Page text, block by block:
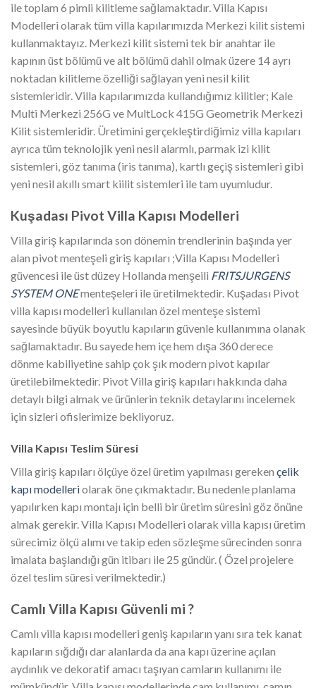
ile toplam 6 pimli kilitleme sağlamaktadır. Villa Kapısı
Modelleri olarak tüm villa kapılarımızda Merkezi kilit sistemi
kullanmaktayız. Merkezi kilit sistemi tek bir anahtar ile
kapının üst bölümü ve alt bölümü dahil olmak üzere 14 ayrı
noktadan kilitleme özelliği sağlayan yeni nesil kilit
sistemleridir. Villa kapılarımızda kullandığımız kilitler; Kale
Multi Merkezi 256G ve MultLock 415G Geometrik Merkezi
Kilit sistemleridir. Üretimini gerçekleştirdiğimiz villa kapıları
ayrıca tüm teknolojik yeni nesil alarmlı, parmak izi kilit
sistemleri, göz tanıma (iris tanıma), kartlı geçiş sistemleri gibi
yeni nesil akıllı smart kiilit sistemleri ile tam uyumludur.
Kuşadası Pivot Villa Kapısı Modelleri
Villa giriş kapılarında son dönemin trendlerinin başında yer
alan pivot menteşeli giriş kapıları ;Villa Kapısı Modelleri
güvencesi ile üst düzey Hollanda menşeili FRITSJURGENS
SYSTEM ONEmenteşeleri ile üretilmektedir. Kuşadası Pivot
villa kapısı modelleri kullanılan özel menteşe sistemi
sayesinde büyük boyutlu kapıların güvenle kullanımına olanak
sağlamaktadır. Bu sayede hem içe hem dışa 360 derece
dönme kabiliyetine sahip çok şık modern pivot kapılar
üretilebilmektedir. Pivot Villa giriş kapıları hakkında daha
detaylı bilgi almak ve ürünlerin teknik detaylarını incelemek
için sizleri ofislerimize bekliyoruz.
Villa Kapısı Teslim Süresi
Villa giriş kapıları ölçüye özel üretim yapılması gereken çelik
kapı modelleriolarak öne çıkmaktadır. Bu nedenle planlama
yapılırken kapı montajı için belli bir üretim süresini göz önüne
almak gerekir. Villa Kapısı Modelleri olarak villa kapısı üretim
sürecimiz ölçü alımı ve takip eden sözleşme sürecinden sonra
imalata başlandığı gün itibarı ile 25 gündür. ( Özel projelere
özel teslim süresi verilmektedir.)
Camlı Villa Kapısı Güvenli mi ?
Camlı villa kapısı modelleri geniş kapıların yanı sıra tek kanat
kapıların sığdığı dar alanlarda da ana kapı üzerine açılan
aydınlık ve dekoratif amacı taşıyan camların kullanımı ile